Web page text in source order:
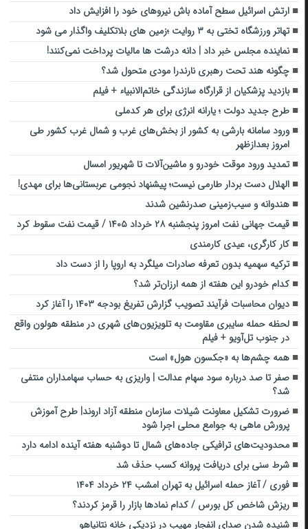
ارتش اسرائیل سطح آماده باش نیروهای خود را افزایش داد
تهاتر ورزشگاه تختی به ۳ روایت ؛زمین های بلاتکلیف واگذار می شود
نماینده مجلس خبر داد | دانه درشت‌ ها مالیات پرداخت نمی‌کنند!
چگونه هند تحت رهبری نارندرا مودی متحول شد؟
بازدید پزشکیان از قرارگاه سازندگی خاتم‌الانبیاء + فیلم
طرح جدید دولت ؛ یارانه انرژی برای هر کدملی
ورود سامانه بارشی به کشور از بخش‌های غرب و شمال غرب کشور طی
امروز بعدازظهر
تمدید ورود موقت خودرو و ماشین‌آلات تا شهریور امسال
الهلال دست بردار طارمی نیست؛ پیشنهاد نجومی عربستانی‌ها برای مهدی!
هندوانه و سیب‌زمینی صدرنشین شدند
قیمت جهانی نفت امروز پنجشنبه ۲۸ خرداد ۱۴۰۵ / قیمت نفت سقوط کرد
کار کارگری، عیدی کارمندی
ترکیه سهمیه بدون تعرفه صادرات میلگرد به اروپا را از دست داد
کدام خودرو این هفته از همه ارزان‌تر شد؟
دیوان محاسبات فرآیند تصویب گزارش تفریغ بودجه ۱۴۰۳ را آغاز کرد
لحظه حمله سایبری مقاومت به تلویزیون‌های شهری در منطقه هولون واقع
در جنوب تل‌آویو + فیلم
همه چشم‌ها به «جکسون هول» است
صفر تا صد درباره سود سهام عدالت | واریزی به حساب سهامداران منتفی
شد؟
ضرورت تشکیل معاونت شیلات سازمان منطقه آزاد اروند| طرح آموزش
پرورش ماهی به جوامع محلی اجرا شود
محدودیت‌های ترافیکی ‌جاده‌های شمال تا ‌دوشنبه هفته آینده ادامه دارد
شرط سنی برای دریافت پروانه کسب حذف شد
فوری / آغاز حمله اسرائیل به تهران امشب ۲۴ خرداد ۱۴۰۴
ریزش شاخص کل بورس / کدام نمادها بازار را قرمز کردند؟
شنیده شدن صدای انفجار مهیب در نزدیکی خانه نتانیاهو